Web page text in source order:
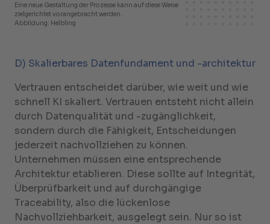
Eine neue Gestaltung der Prozesse kann auf diese Weise
zielgerichtet vorangebracht werden.
Abbildung: Helbling
D) Skalierbares Datenfundament und -architektur
Vertrauen entscheidet darüber, wie weit und wie
schnell KI skaliert. Vertrauen entsteht nicht allein
durch Datenqualität und -zugänglichkeit,
sondern durch die Fähigkeit, Entscheidungen
jederzeit nachvollziehen zu können.
Unternehmen müssen eine entsprechende
Architektur etablieren. Diese sollte auf Integrität,
Überprüfbarkeit und auf durchgängige
Traceability, also die lückenlose
Nachvollziehbarkeit, ausgelegt sein. Nur so ist